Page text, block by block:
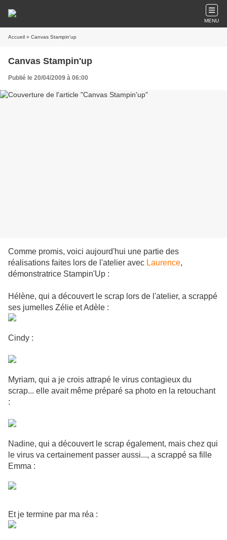
MENU
Accueil » Canvas Stampin'up
Canvas Stampin'up
Publié le 20/04/2009 à 06:00
Comme promis, voici aujourd'hui une partie des
réalisations faites lors de l'atelier avec Laurence,
démonstratrice Stampin'Up :
Hélène, qui a découvert le scrap lors de l'atelier, a scrappé
ses jumelles Zélie et Adèle :
Cindy :
Myriam, qui a je crois attrapé le virus contagieux du
scrap... elle avait même préparé sa photo en la retouchant
:
Nadine, qui a découvert le scrap également, mais chez qui
le virus va certainement passer aussi..., a scrappé sa fille
Emma :
Et je termine par ma réa :